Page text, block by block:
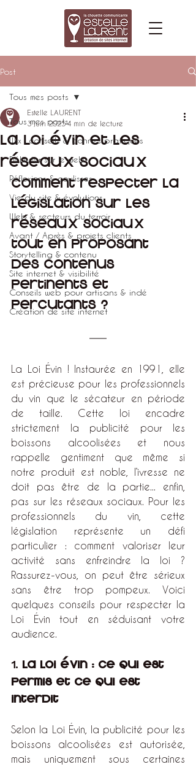
Post
Tous mes posts
Wix : conseils & bonnes pratiques
Débuter sur le web
Réflexions & coulisses
Vie du site & évolutions
Web & secteurs du terroir
Avant / Après & projets clients
Storytelling & contenu
Site internet & visibilité
Conseils web pour artisans & indé
Création de site internet
Tous mes posts
La loi Évin et les
réseaux sociaux
Estelle LAURENT
3 juin 20254 min de lecture
Comment respecter la
législation sur les
réseaux sociaux
tout en proposant
des contenus
pertinents et
percutants ?
La Loi Évin ! Instaurée en 1991, elle
est précieuse pour les professionnels
du vin que le sécateur en période
de taille. Cette loi encadre
strictement la publicité pour les
boissons alcoolisées et nous
rappelle gentiment que même si
notre produit est noble, l’ivresse ne
doit pas être de la partie... enfin,
pas sur les réseaux sociaux. Pour les
professionnels du vin, cette
législation représente un défi
particulier : comment valoriser leur
activité sans enfreindre la loi ?
Rassurez-vous, on peut être sérieux
sans être trop pompeux. Voici
quelques conseils pour respecter la
Loi Évin tout en séduisant votre
audience.
1. La Loi Évin : ce qui est
permis et ce qui est
interdit
Selon la Loi Évin, la publicité pour les
boissons alcoolisées est autorisée,
mais uniquement sous certaines